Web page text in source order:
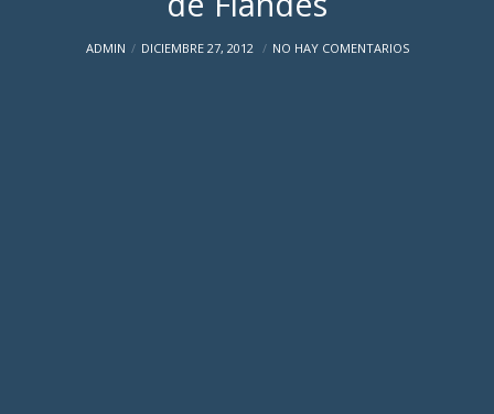
ADMIN DICIEMBRE 27, 2012 NO HAY COMENTARIOS